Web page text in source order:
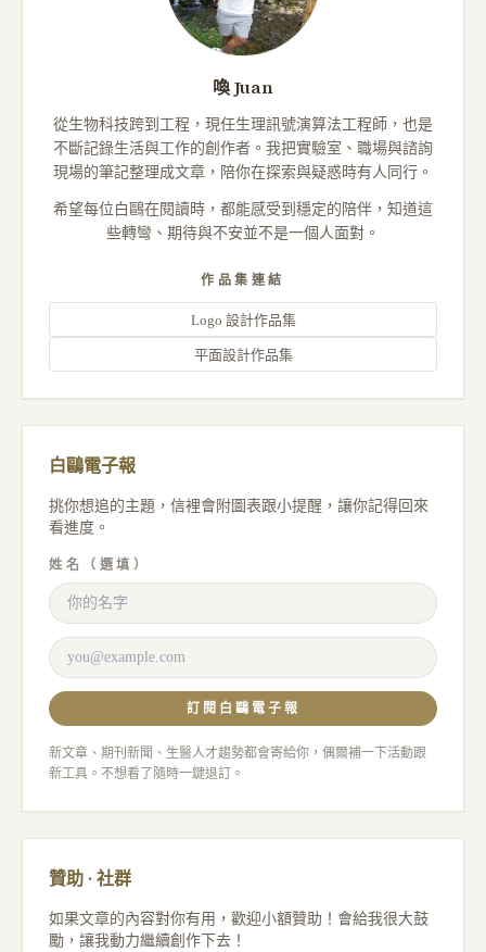
喚 Juan
從生物科技跨到工程，現任生理訊號演算法工程師，也是
不斷記錄生活與工作的創作者。我把實驗室、職場與諮詢
現場的筆記整理成文章，陪你在探索與疑惑時有人同行。
希望每位白鷗在閱讀時，都能感受到穩定的陪伴，知道這
些轉彎、期待與不安並不是一個人面對。
作品集連結
Logo 設計作品集
平面設計作品集
白鷗電子報
挑你想追的主題，信裡會附圖表跟小提醒，讓你記得回來
看進度。
姓名（選填）
訂閱白鷗電子報
新文章、期刊新聞、生醫人才趨勢都會寄給你，偶爾補一下活動跟
新工具。不想看了隨時一鍵退訂。
贊助 · 社群
如果文章的內容對你有用，歡迎小額贊助！會給我很大鼓
勵，讓我動力繼續創作下去！